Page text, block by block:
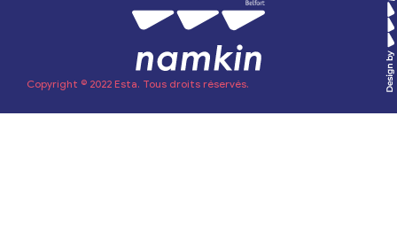
Copyright © 2022 Esta. Tous droits réservés.